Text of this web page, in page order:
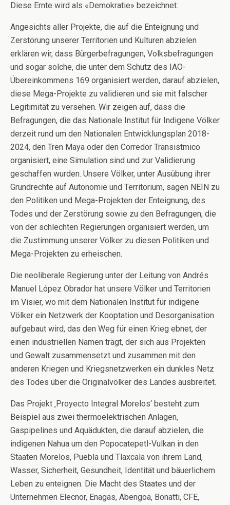
Diese Ernte wird als «Demokratie» bezeichnet.
Angesichts aller Projekte, die auf die Enteignung und
Zerstörung unserer Territorien und Kulturen abzielen
erklären wir, dass Bürgerbefragungen, Volksbefragungen
und sogar solche, die unter dem Schutz des IAO-
Übereinkommens 169 organisiert werden, darauf abzielen,
diese Mega-Projekte zu validieren und sie mit falscher
Legitimität zu versehen. Wir zeigen auf, dass die
Befragungen, die das Nationale Institut für Indigene Völker
derzeit rund um den Nationalen Entwicklungsplan 2018-
2024, den Tren Maya oder den Corredor Transistmico
organisiert, eine Simulation sind und zur Validierung
geschaffen wurden. Unsere Völker, unter Ausübung ihrer
Grundrechte auf Autonomie und Territorium, sagen NEIN zu
den Politiken und Mega-Projekten der Enteignung, des
Todes und der Zerstörung sowie zu den Befragungen, die
von der schlechten Regierungen organisiert werden, um
die Zustimmung unserer Völker zu diesen Politiken und
Mega-Projekten zu erheischen.
Die neoliberale Regierung unter der Leitung von Andrés
Manuel López Obrador hat unsere Völker und Territorien
im Visier, wo mit dem Nationalen Institut für indigene
Völker ein Netzwerk der Kooptation und Desorganisation
aufgebaut wird, das den Weg für einen Krieg ebnet, der
einen industriellen Namen trägt, der sich aus Projekten
und Gewalt zusammensetzt und zusammen mit den
anderen Kriegen und Kriegsnetzwerken ein dunkles Netz
des Todes über die Originalvölker des Landes ausbreitet.
Das Projekt ‚Proyecto Integral Morelos‘ besteht zum
Beispiel aus zwei thermoelektrischen Anlagen,
Gaspipelines und Aquädukten, die darauf abzielen, die
indigenen Nahua um den Popocatepetl-Vulkan in den
Staaten Morelos, Puebla und Tlaxcala von ihrem Land,
Wasser, Sicherheit, Gesundheit, Identität und bäuerlichem
Leben zu enteignen. Die Macht des Staates und der
Unternehmen Elecnor, Enagas, Abengoa, Bonatti, CFE,